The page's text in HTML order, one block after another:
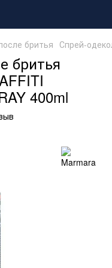
бритья Спрей-
бритья
400ml